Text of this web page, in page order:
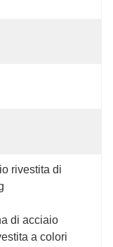
rivestita di
di acciaio
a colori